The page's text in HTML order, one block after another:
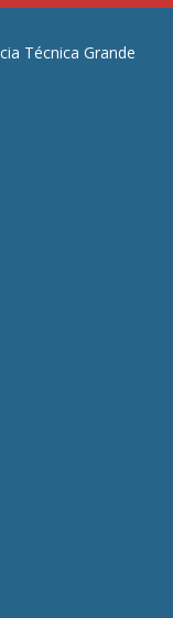
Técnica Grande